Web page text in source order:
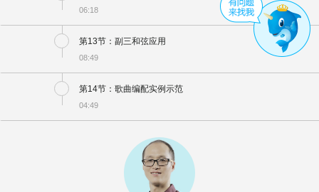
06:18
第13节：副三和弦应用
08:49
第14节：歌曲编配实例示范
04:49